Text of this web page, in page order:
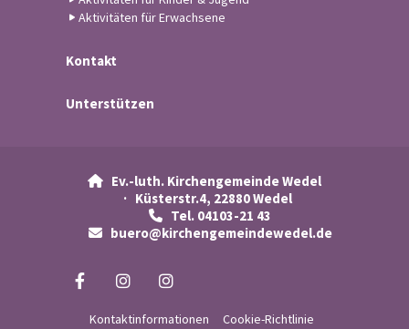
Aktivitäten für Erwachsene
Kontakt
Unterstützen

Ev.-luth. Kirchengemeinde Wedel
· Küsterstr.4, 22880 Wedel
 Tel. 04103-21 43
buero@kirchengemeindewedel.de
Kontaktinformationen Cookie-Richtlinie